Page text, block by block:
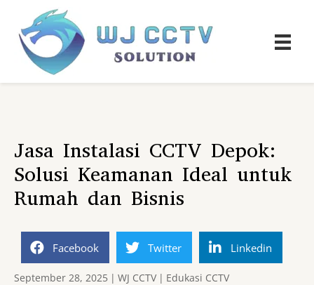
Jasa Instalasi CCTV Depok:
Solusi Keamanan Ideal untuk
Rumah dan Bisnis
Facebook Twitter Linkedin
September 28, 2025 | WJ CCTV | Edukasi CCTV